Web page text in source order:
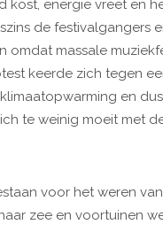
energie vreet en
de festivalgangers
omdat massale
keerde zich tegen
en
te weinig moeit met
voor het weren
zee en voortuinen